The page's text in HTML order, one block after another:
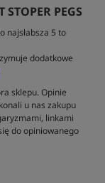
STOPER PEGS
najsłabsza 5 to
dodatkowe
sklepu. Opinie
u nas zakupu
linkami
do opiniowanego